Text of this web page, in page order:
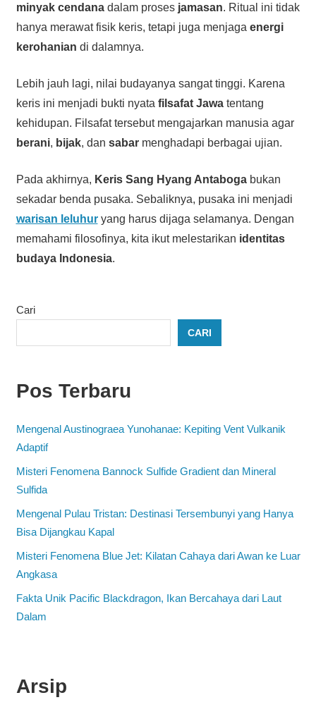
minyak cendanadalam proses jamasan. Ritual ini tidak
hanya merawat fisik keris, tetapi juga menjaga energi
kerohanian di dalamnya.
Lebih jauh lagi, nilai budayanya sangat tinggi. Karena
keris ini menjadi bukti nyata filsafat Jawatentang
kehidupan. Filsafat tersebut mengajarkan manusia agar
berani, bijak, dan sabarmenghadapi berbagai ujian.
Pada akhirnya, Keris Sang Hyang Antabogabukan
sekadar benda pusaka. Sebaliknya, pusaka ini menjadi
warisan leluhuryang harus dijaga selamanya. Dengan
memahami filosofinya, kita ikut melestarikan identitas
budaya Indonesia.
Cari
CARI
Pos Terbaru
Mengenal Austinograea Yunohanae: Kepiting Vent Vulkanik
Adaptif
Misteri Fenomena Bannock Sulfide Gradient dan Mineral
Sulfida
Mengenal Pulau Tristan: Destinasi Tersembunyi yang Hanya
Bisa Dijangkau Kapal
Misteri Fenomena Blue Jet: Kilatan Cahaya dari Awan ke Luar
Angkasa
Fakta Unik Pacific Blackdragon, Ikan Bercahaya dari Laut
Dalam
Arsip